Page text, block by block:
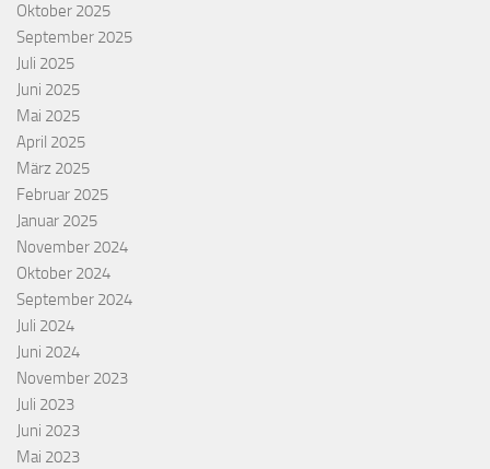
Oktober 2025
September 2025
Juli 2025
Juni 2025
Mai 2025
April 2025
März 2025
Februar 2025
Januar 2025
November 2024
Oktober 2024
September 2024
Juli 2024
Juni 2024
November 2023
Juli 2023
Juni 2023
Mai 2023